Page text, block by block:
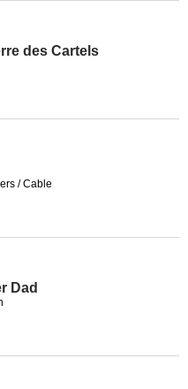
des Cartels
/ Cable
Dad